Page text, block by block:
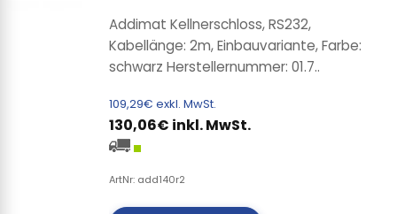
Addimat Kellnerschloss, RS232,
Kabellänge: 2m, Einbauvariante, Farbe:
schwarz Herstellernummer: 01.7..
109,29€ exkl. MwSt.
130,06€ inkl. MwSt.
ArtNr: add140r2